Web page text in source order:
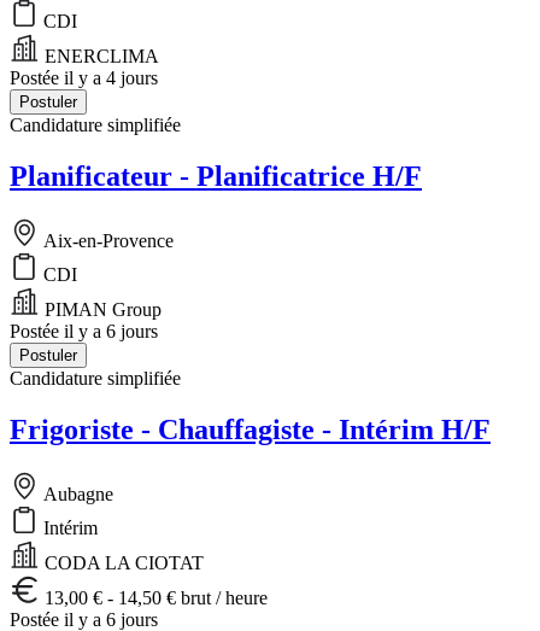
CDI
ENERCLIMA
Postée il y a 4 jours
Postuler
Candidature simplifiée
Planificateur - Planificatrice H/F
Aix-en-Provence
CDI
PIMAN Group
Postée il y a 6 jours
Postuler
Candidature simplifiée
Frigoriste - Chauffagiste - Intérim H/F
Aubagne
Intérim
CODA LA CIOTAT
13,00 € - 14,50 € brut / heure
Postée il y a 6 jours